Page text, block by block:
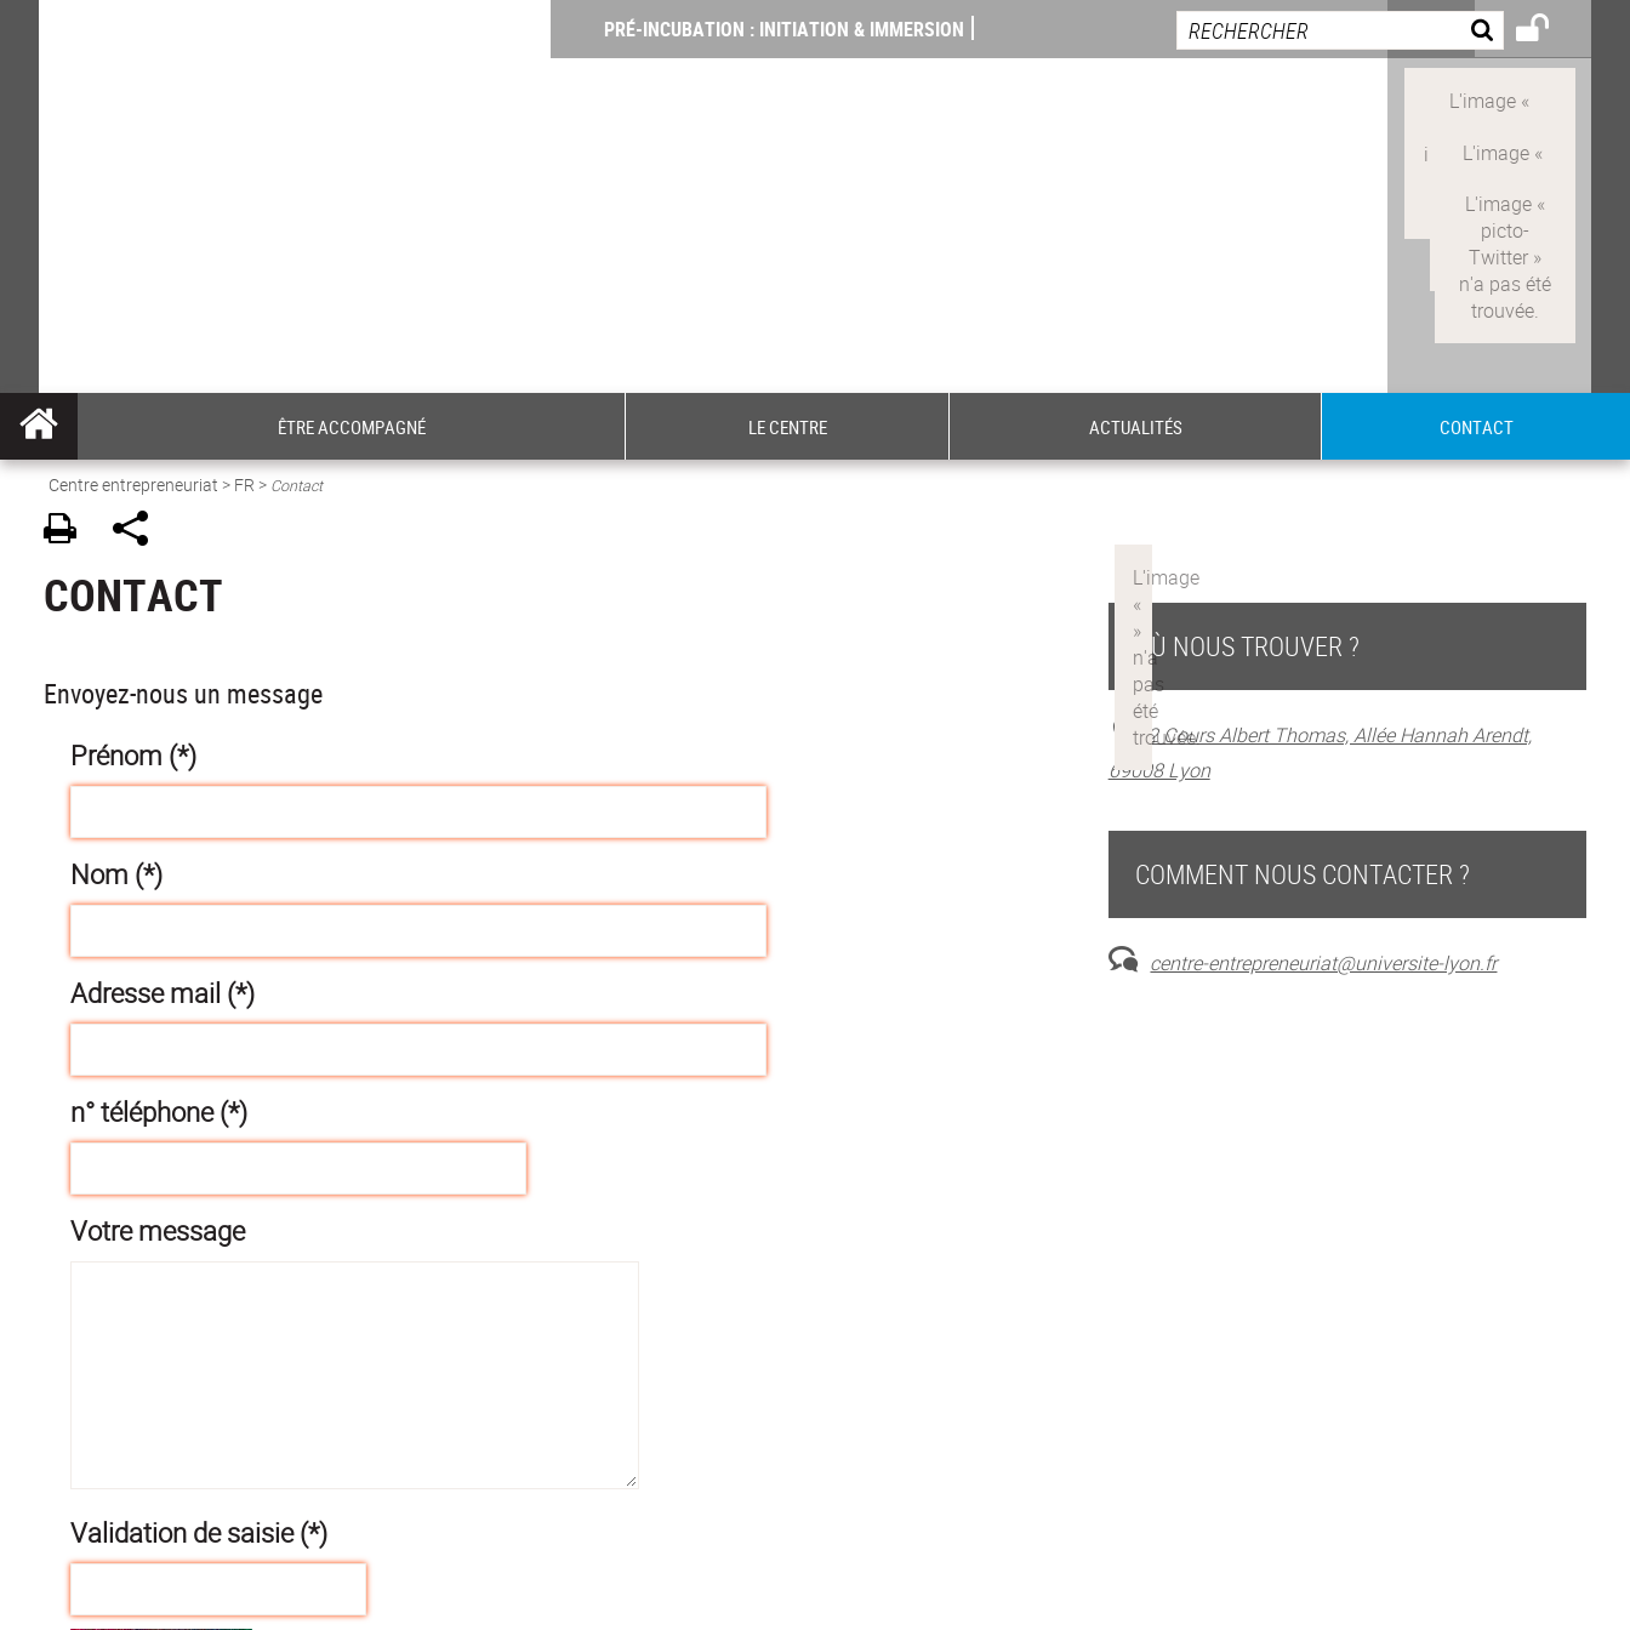
PRÉ-INCUBATION : INITIATION & IMMERSION
ÊTRE ACCOMPAGNÉ LE CENTRE ACTUALITÉS CONTACT
Centre entrepreneuriat > FR > Contact
CONTACT
Envoyez-nous un message
Prénom (*)
Nom (*)
Adresse mail (*)
n° téléphone (*)
Votre message
Validation de saisie (*)
OÙ NOUS TROUVER ?
2 Cours Albert Thomas, Allée Hannah Arendt,
69008 Lyon
COMMENT NOUS CONTACTER ?
centre-entrepreneuriat@universite-lyon.fr